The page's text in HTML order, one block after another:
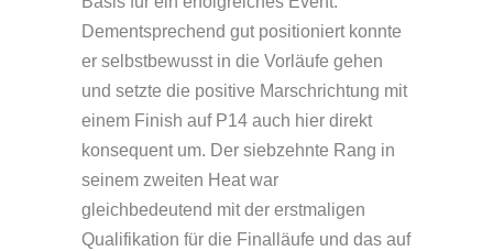
Dementsprechend gut positioniert konnte
er selbstbewusst in die Vorläufe gehen
und setzte die positive Marschrichtung mit
einem Finish auf P14 auch hier direkt
konsequent um. Der siebzehnte Rang in
seinem zweiten Heat war
gleichbedeutend mit der erstmaligen
Qualifikation für die Finalläufe und das auf